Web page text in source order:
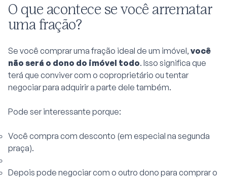
O que acontece se você arrematar
uma fração?
Se você comprar uma fração ideal de um imóvel, você
não será o dono do imóvel todo. Isso significa que
terá que conviver com o coproprietário ou tentar
negociar para adquirir a parte dele também.
Pode ser interessante porque:
Você compra com desconto (em especial na segunda
praça).
Depois pode negociar com o outro dono para comprar o